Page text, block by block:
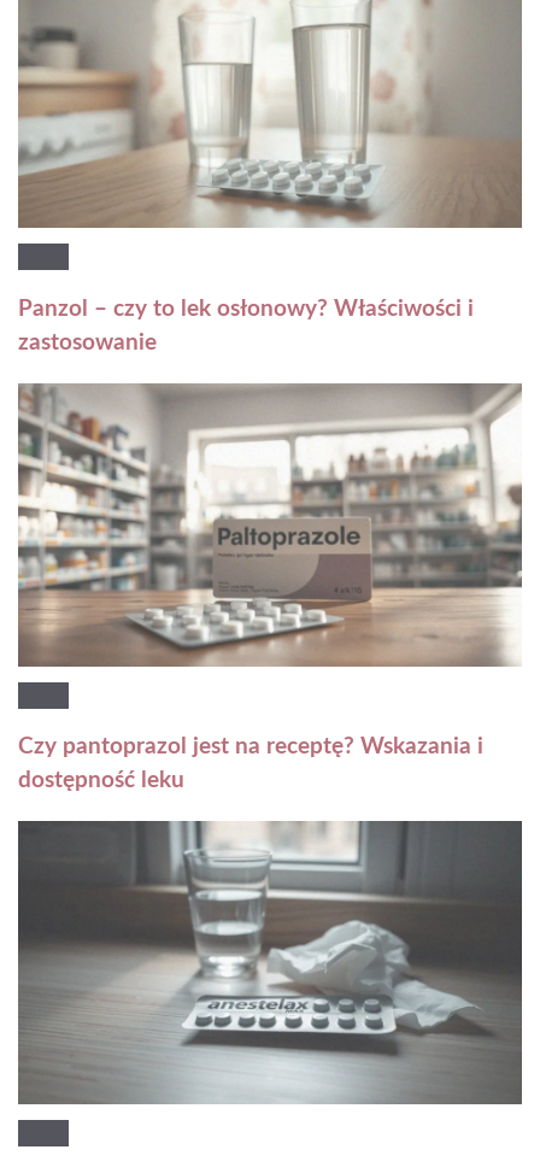
Panzol – czy to lek osłonowy? Właściwości i
zastosowanie
Czy pantoprazol jest na receptę? Wskazania i
dostępność leku